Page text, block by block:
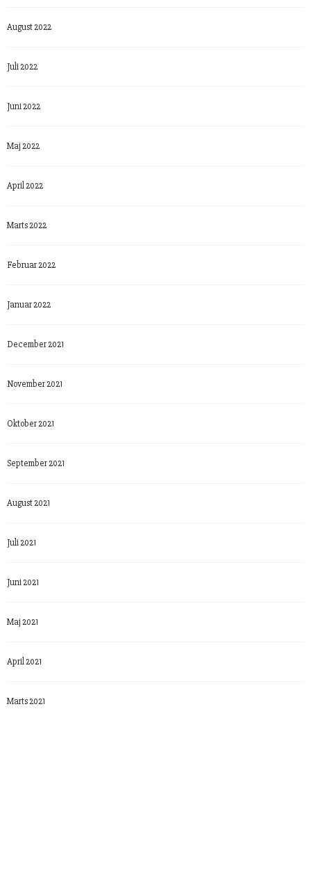
August 2022
Juli 2022
Juni 2022
Maj 2022
April 2022
Marts 2022
Februar 2022
Januar 2022
December 2021
November 2021
Oktober 2021
September 2021
August 2021
Juli 2021
Juni 2021
Maj 2021
April 2021
Marts 2021